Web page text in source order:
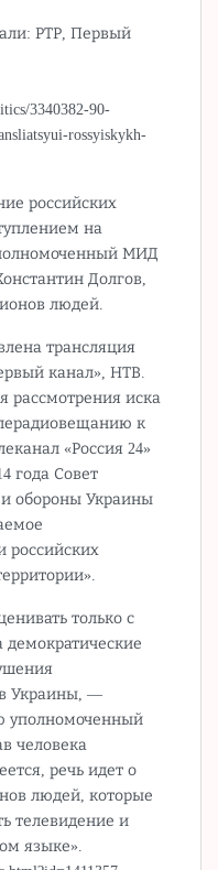
РТР, Первый
3340382-90-
rossyiskykh-
российских
на
МИД
Долгов,
людей.
трансляция
канал», НТВ.
рассмотрения иска
к
«Россия 24»
года Совет
и обороны Украины
российских
только с
демократические
Украины, —
уполномоченный
человека
речь идет о
людей, которые
телевидение и
языке».